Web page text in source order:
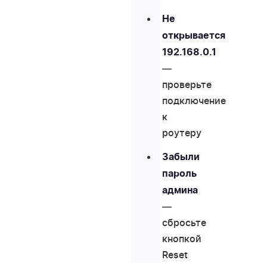
Не
открывается
192.168.0.1
—
проверьте
подключение
к
роутеру
Забыли
пароль
админа
—
сбросьте
кнопкой
Reset